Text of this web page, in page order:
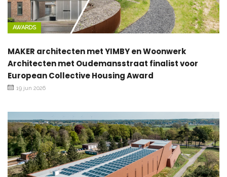
AWARDS
MAKER architecten met YIMBY en Woonwerk
Architecten met Oudemansstraat finalist voor
European Collective Housing Award
19 jun 2026